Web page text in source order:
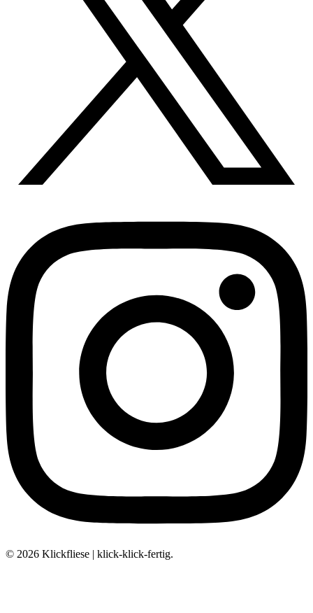
© 2026 Klickfliese | klick-klick-fertig.